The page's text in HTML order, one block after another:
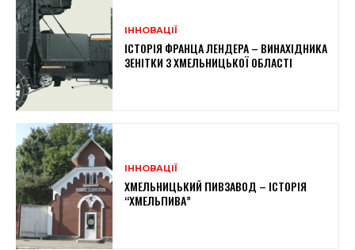
ІННОВАЦІЇ
ІСТОРІЯ ФРАНЦА ЛЕНДЕРА – ВИНАХІДНИКА
ЗЕНІТКИ З ХМЕЛЬНИЦЬКОЇ ОБЛАСТІ
ІННОВАЦІЇ
ХМЕЛЬНИЦЬКИЙ ПИВЗАВОД – ІСТОРІЯ
“ХМЕЛЬПИВА”